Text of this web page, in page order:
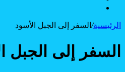
الرئيسية/ السفر إلى الجبل الأسود
السفر إلى الجبل